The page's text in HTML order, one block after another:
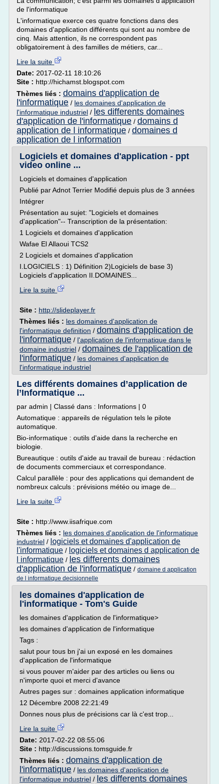
de l'informatique
L'informatique exerce ces quatre fonctions dans des
domaines d'application différents qui sont au nombre de
cinq. Mais attention, ils ne correspondent pas
obligatoirement à des familles de métiers, car...
Lire la suite
Date: 2017-02-11 18:10:26
Site : http://hichamst.blogspot.com
Thèmes liés : domains d'application de
l'informatique / les domaines d'application de
l'informatique industriel / les differents domaines
d'application de l'informatique / domains d
application de l informatique / domaines d
application de l information
Logiciels et domaines d'application - ppt
video online ...
Logiciels et domaines d'application
Publié par Adnot Terrier Modifié depuis plus de 3 années
Intégrer
Présentation au sujet: "Logiciels et domaines
d'application"-- Transcription de la présentation:
1 Logiciels et domaines d'application
Wafae El Allaoui TCS2
2 Logiciels et domaines d'application
I.LOGICIELS : 1) Définition 2)Logiciels de base 3)
Logiciels d'application II.DOMAINES...
Lire la suite
Site : http://slideplayer.fr
Thèmes liés : les domaines d'application de
l'informatique definition / domains d'application de
l'informatique / l'application de l'informatique dans le
domaine industriel / domaines de l'application de
l'informatique / les domaines d'application de
l'informatique industriel
Les différents domaines d’application de
l’Informatique ...
par admin | Classé dans : Informations | 0
Automatique : appareils de régulation tels le pilote
automatique.
Bio-informatique : outils d'aide dans la recherche en
biologie.
Bureautique : outils d'aide au travail de bureau : rédaction
de documents commerciaux et correspondance.
Calcul parallèle : pour des applications qui demandent de
nombreux calculs : prévisions météo ou image de...
Lire la suite
Site : http://www.iisafrique.com
Thèmes liés : les domaines d'application de l'informatique
industriel / logiciels et domaines d'application de
l'informatique / logiciels et domaines d application de
l informatique / les differents domaines
d'application de l'informatique / domaine d application
de l informatique decisionnelle
les domaines d'application de
l'informatique - Tom's Guide
les domaines d'application de l'informatique>
les domaines d'application de l'informatique
Tags :
salut pour tous bn j'ai un exposé en les domaines
d'application de l'informatique
si vous pouver m'aider par des articles ou liens ou
n'importe quoi et merci d'avance
Autres pages sur : domaines application informatique
12 Décembre 2008 22:21:49
Donnes nous plus de précisions car là c'est trop...
Lire la suite
Date: 2017-02-22 08:55:06
Site : http://discussions.tomsguide.fr
Thèmes liés : domains d'application de
l'informatique / les domaines d'application de
l'informatique industriel / les differents domaines